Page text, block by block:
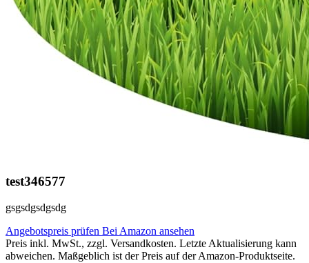
test346577
gsgsdgsdgsdg
Angebotspreis prüfen Bei Amazon ansehen
Preis inkl. MwSt., zzgl. Versandkosten. Letzte Aktualisierung kann
abweichen. Maßgeblich ist der Preis auf der Amazon-Produktseite.